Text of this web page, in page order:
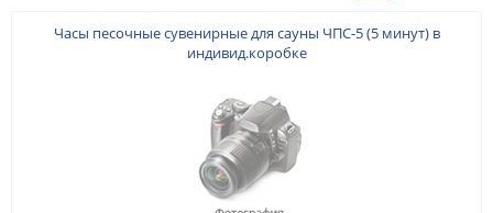
Часы песочные сувенирные для сауны ЧПС-5 (5 минут) в
индивид.коробке